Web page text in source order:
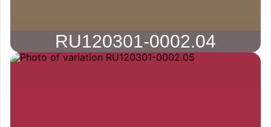
RU120301-0002.04